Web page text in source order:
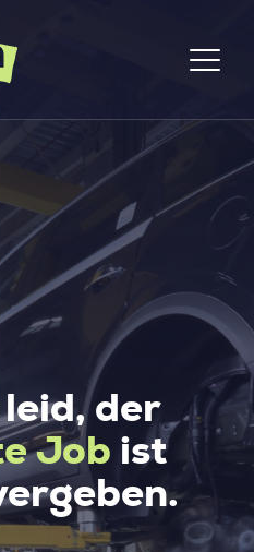
leid, der
Job ist